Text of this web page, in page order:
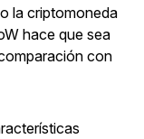
la criptomoneda
hace que sea
con